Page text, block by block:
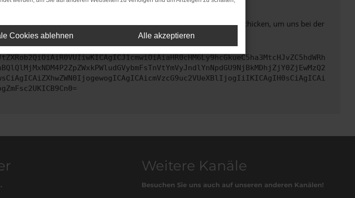
versuchen, das Problem zu beheben. Du kannst uns diesen Text schicken, um uns bei der
Weitere Kanäle
Besuchen Sie uns auch auf unseren anderen Kanälen!
Cookies ablehnen Alle akzeptieren